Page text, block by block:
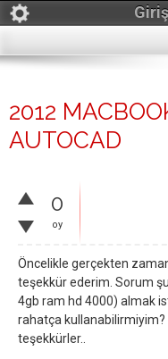
2012
AUTOCAD
0
oy
Öncelikle gerçekten
teşekkür ederim. Sorum
4gb ram hd 4000) almak
rahatça kullanabilirmiyim?
teşekkürler..